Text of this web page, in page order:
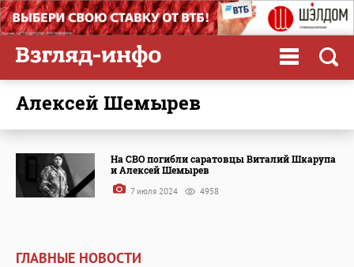
Алексей Шемырев
На СВО погибли саратовцы Виталий Шкарупа
и Алексей Шемырев
7 июля 2024 4958
ГЛАВНЫЕ НОВОСТИ